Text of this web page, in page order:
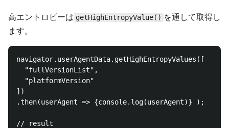
高エントロピーは getHighEntropyValue() を通して取得し
ます。
navigator.userAgentData.getHighEntropyValues([
  "fullVersionList",
  "platformVersion"
])
.then(userAgent => {console.log(userAgent)} );
// result